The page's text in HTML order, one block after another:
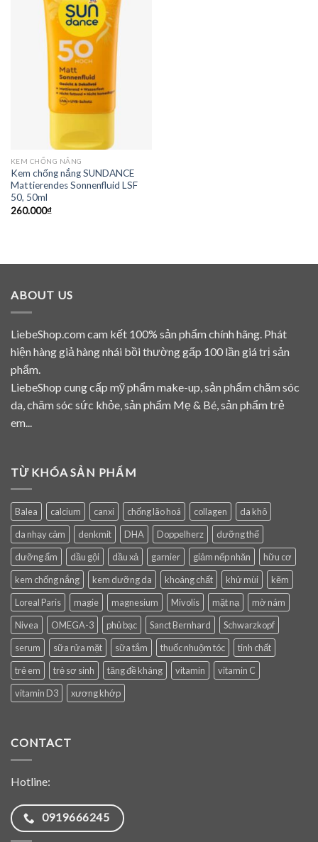
KEM CHỐNG NẮNG
Kem chống nắng SUNDANCE
Mattierendes Sonnenfluid LSF
50, 50ml
260.000₫
ABOUT US
LiebeShop.com cam kết 100% sản phẩm chính hãng. Phát
hiện hàng giả hàng nhái bồi thường gấp 100 lần giá trị sản
phẩm.
LiebeShop cung cấp mỹ phẩm make-up, sản phẩm chăm sóc
da, chăm sóc sức khỏe, sản phẩm Mẹ & Bé, sản phẩm trẻ
em...
TỪ KHÓA SẢN PHẨM
Balea calcium canxi chống lão hoá collagen
da khô
da nhạy cảm
denkmit DHA Doppelherz
dưỡng thể
dưỡng ẩm
dầu gội dầu xả garnier giảm nếp nhăn
hữu cơ
kem chống nắng
kem dưỡng da khoáng chất khử mùi
kẽm
Loreal Paris
magie magnesium Mivolis mặt nạ
mờ nám
Nivea
OMEGA-3 phủ bạc Sanct Bernhard
Schwarzkopf
serum
sữa rửa mặt sữa tắm thuốc nhuộm tóc
tinh chất
trẻ em
trẻ sơ sinh tăng đề kháng vitamin
vitamin C
vitamin D3
xương khớp
CONTACT
Hotline:
0919666245